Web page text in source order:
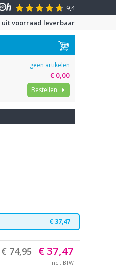
9,4
uit voorraad leverbaar
geen artikelen
€ 0,00
Bestellen
€ 37,47
€ 74,95 € 37,47
incl. BTW